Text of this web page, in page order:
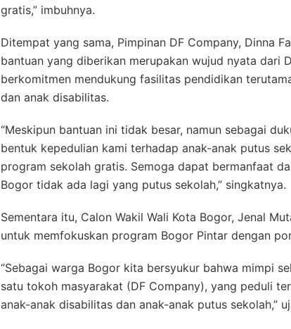
gratis,” imbuhnya.
Ditempat yang sama, Pimpinan DF Company, Dinna
bantuan yang diberikan merupakan wujud nyata dari
berkomitmen mendukung fasilitas pendidikan
dan anak disabilitas.
“Meskipun bantuan ini tidak besar, namun sebagai
bentuk kepedulian kami terhadap anak-anak putus
program sekolah gratis. Semoga dapat bermanfaat
Bogor tidak ada lagi yang putus sekolah,” singkatnya.
Sementara itu, Calon Wakil Wali Kota Bogor, Jenal
untuk memfokuskan program Bogor Pintar dengan
“Sebagai warga Bogor kita bersyukur bahwa mimpi
satu tokoh masyarakat (DF Company), yang peduli
anak-anak disabilitas dan anak-anak putus sekolah,”